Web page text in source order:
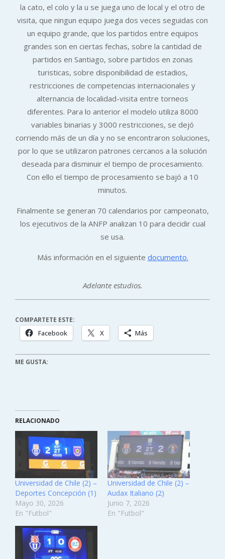
la cato, el colo y la u se juega uno de local y el otro de
visita, que ningun equipo juega dos veces seguidas con
un equipo grande, que los partidos entre equipos
grandes son en ciertas fechas, sobre la cantidad de
partidos en Santiago, sobre partidos en zonas
turisticas, sobre disponibilidad de estadios,
restricciones de competencias internacionales y
alternancia de localidad-visita entre torneos
diferentes. Para lo anterior el modelo utiliza 8000
variables binarias y 3000 restricciones, se dejó
corriendo más de un día y no se encontraron soluciones,
por lo que se utilizaron patrones cercanos a la solución
deseada para disminuir el tiempo de procesamiento.
Con ello el tiempo de procesamiento se bajó a 10
minutos.
Finalmente se generan 70 calendarios por campeonato,
los ejecutivos de la ANFP analizan 10 para decidir cual
se usa.
Más información en el siguiente documento.
Adelante estudios.
COMPARTETE ESTE:
Facebook X Más
ME GUSTA:
RELACIONADO
Universidad de Chile (2) –
Deportes Concepción (1)
Mayo 30, 2026
En "Futbol"
Universidad de Chile (2) –
Audax Italiano (2)
Junio 7, 2026
En "Futbol"